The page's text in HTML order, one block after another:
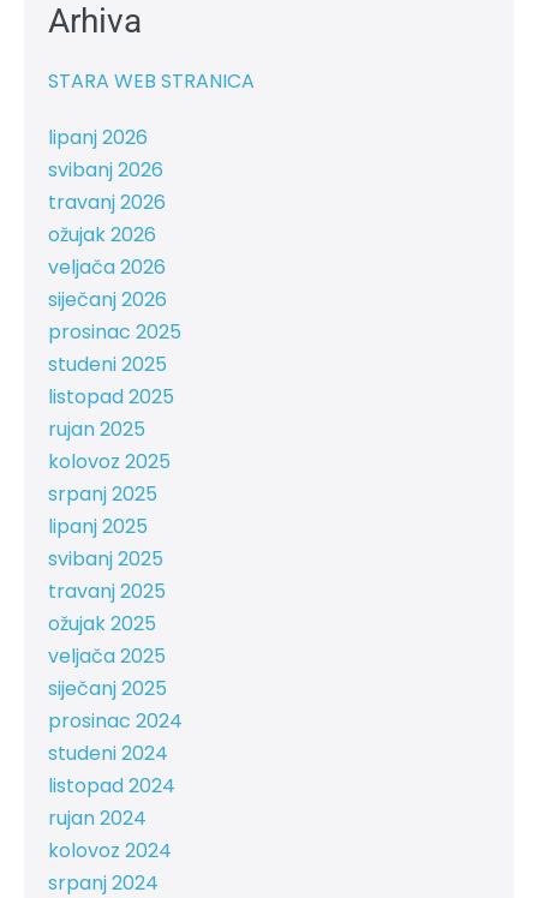
Arhiva
STARA WEB STRANICA
lipanj 2026
svibanj 2026
travanj 2026
ožujak 2026
veljača 2026
siječanj 2026
prosinac 2025
studeni 2025
listopad 2025
rujan 2025
kolovoz 2025
srpanj 2025
lipanj 2025
svibanj 2025
travanj 2025
ožujak 2025
veljača 2025
siječanj 2025
prosinac 2024
studeni 2024
listopad 2024
rujan 2024
kolovoz 2024
srpanj 2024